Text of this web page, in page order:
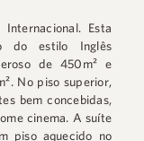
Esta
do estilo Inglês
de 450m² e
No piso superior,
bem concebidas,
cinema. A suíte
piso aquecido no